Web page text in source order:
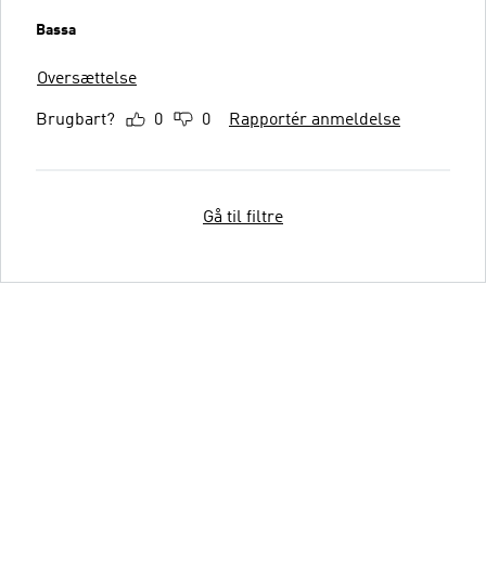
Bassa
Oversættelse
Brugbart? 0 0 Rapportér anmeldelse
Gå til filtre